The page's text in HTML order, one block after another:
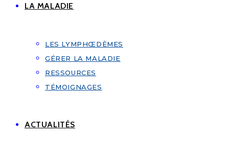
LA MALADIE
LES LYMPHŒDÈMES
GÉRER LA MALADIE
RESSOURCES
TÉMOIGNAGES
ACTUALITÉS